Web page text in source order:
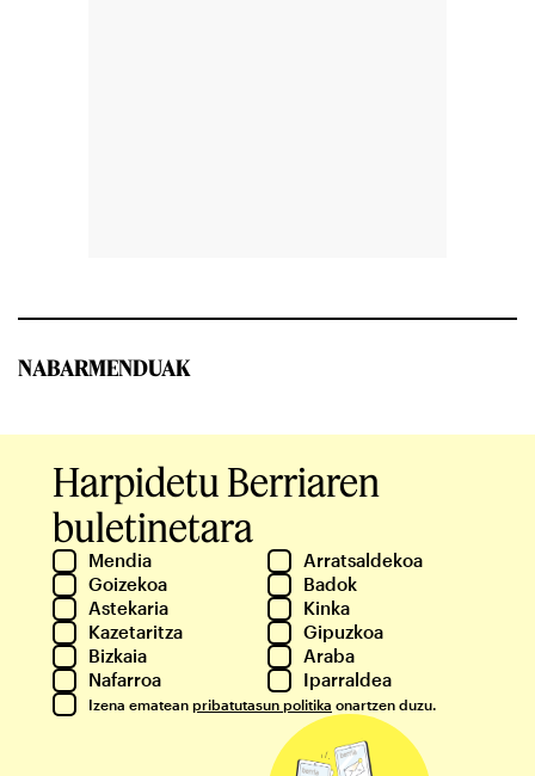
NABARMENDUAK
Harpidetu Berriaren
buletinetara
Mendia
Arratsaldekoa
Goizekoa
Badok
Astekaria
Kinka
Kazetaritza
Gipuzkoa
Bizkaia
Araba
Nafarroa
Iparraldea
Izena ematean pribatutasun politika onartzen duzu.